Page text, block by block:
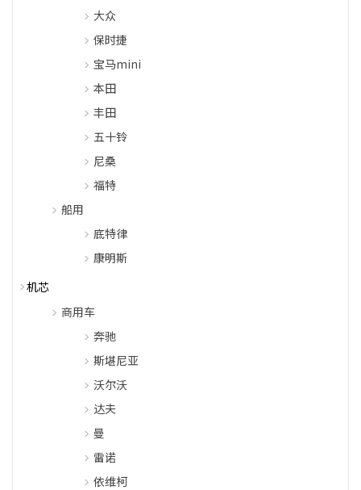
大众
保时捷
宝马mini
本田
丰田
五十铃
尼桑
福特
船用
底特律
康明斯
机芯
商用车
奔驰
斯堪尼亚
沃尔沃
达夫
曼
雷诺
依维柯